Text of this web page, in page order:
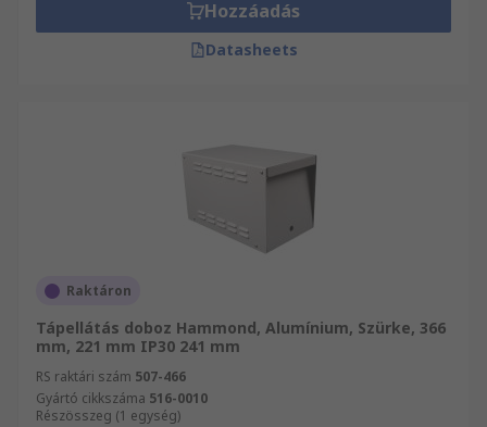
Hozzáadás
Datasheets
Raktáron
Tápellátás doboz Hammond, Alumínium, Szürke, 366
mm, 221 mm IP30 241 mm
RS raktári szám 507-466
Gyártó cikkszáma 516-0010
Részösszeg (1 egység)